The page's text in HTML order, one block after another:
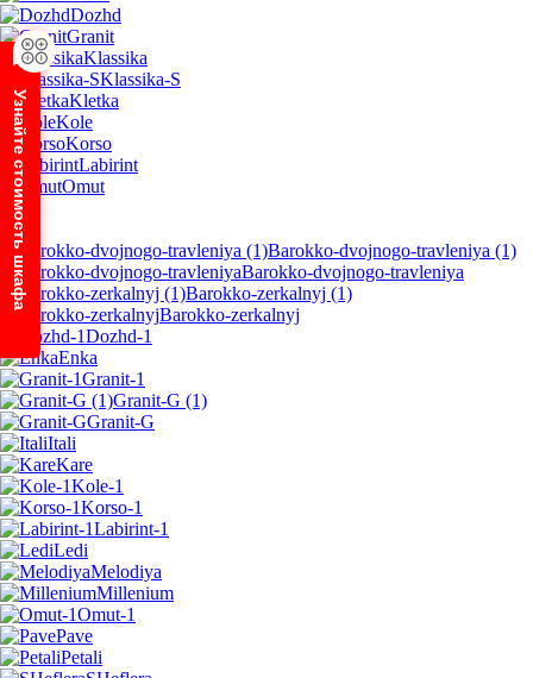
Dozhd
Granit
Klassika
Klassika-S
Kletka
Kole
Korso
Labirint
Omut
Barokko-dvojnogo-travleniya (1)
Barokko-dvojnogo-travleniya
Barokko-zerkalnyj (1)
Barokko-zerkalnyj
Dozhd-1
Enka
Granit-1
Granit-G (1)
Granit-G
Itali
Kare
Kole-1
Korso-1
Labirint-1
Ledi
Melodiya
Millenium
Omut-1
Pave
Petali
Узнайте стоимость шкафа